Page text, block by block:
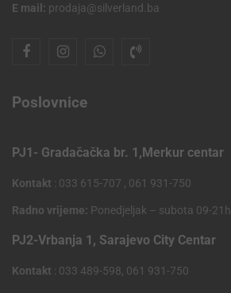
E mail: prodaja@silverland.ba
Poslovnice
PJ1- Gradačačka br. 1,Merkur centar
Kontakt : 033 615-707 , 061 931-750
Radno vrijeme: Ponedjeljak – subota 09-21h
PJ2-Vrbanja 1, Sarajevo City Centar
Kontakt : 033 489-598, 061 931-750